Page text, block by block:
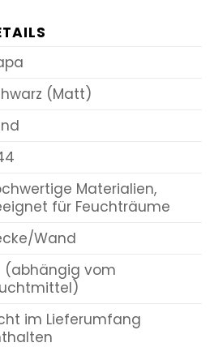
(Matt)
Materialien,
für Feuchträume
Wand
(abhängig vom
im Lieferumfang